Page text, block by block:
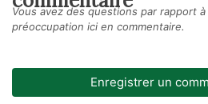
Vous avez des questions par rapport
préoccupation ici en commentaire.
Enregistrer un